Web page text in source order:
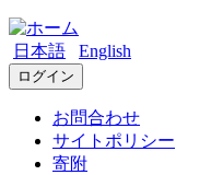
日本語 English
ログイン
お問合わせ
サイトポリシー
寄附